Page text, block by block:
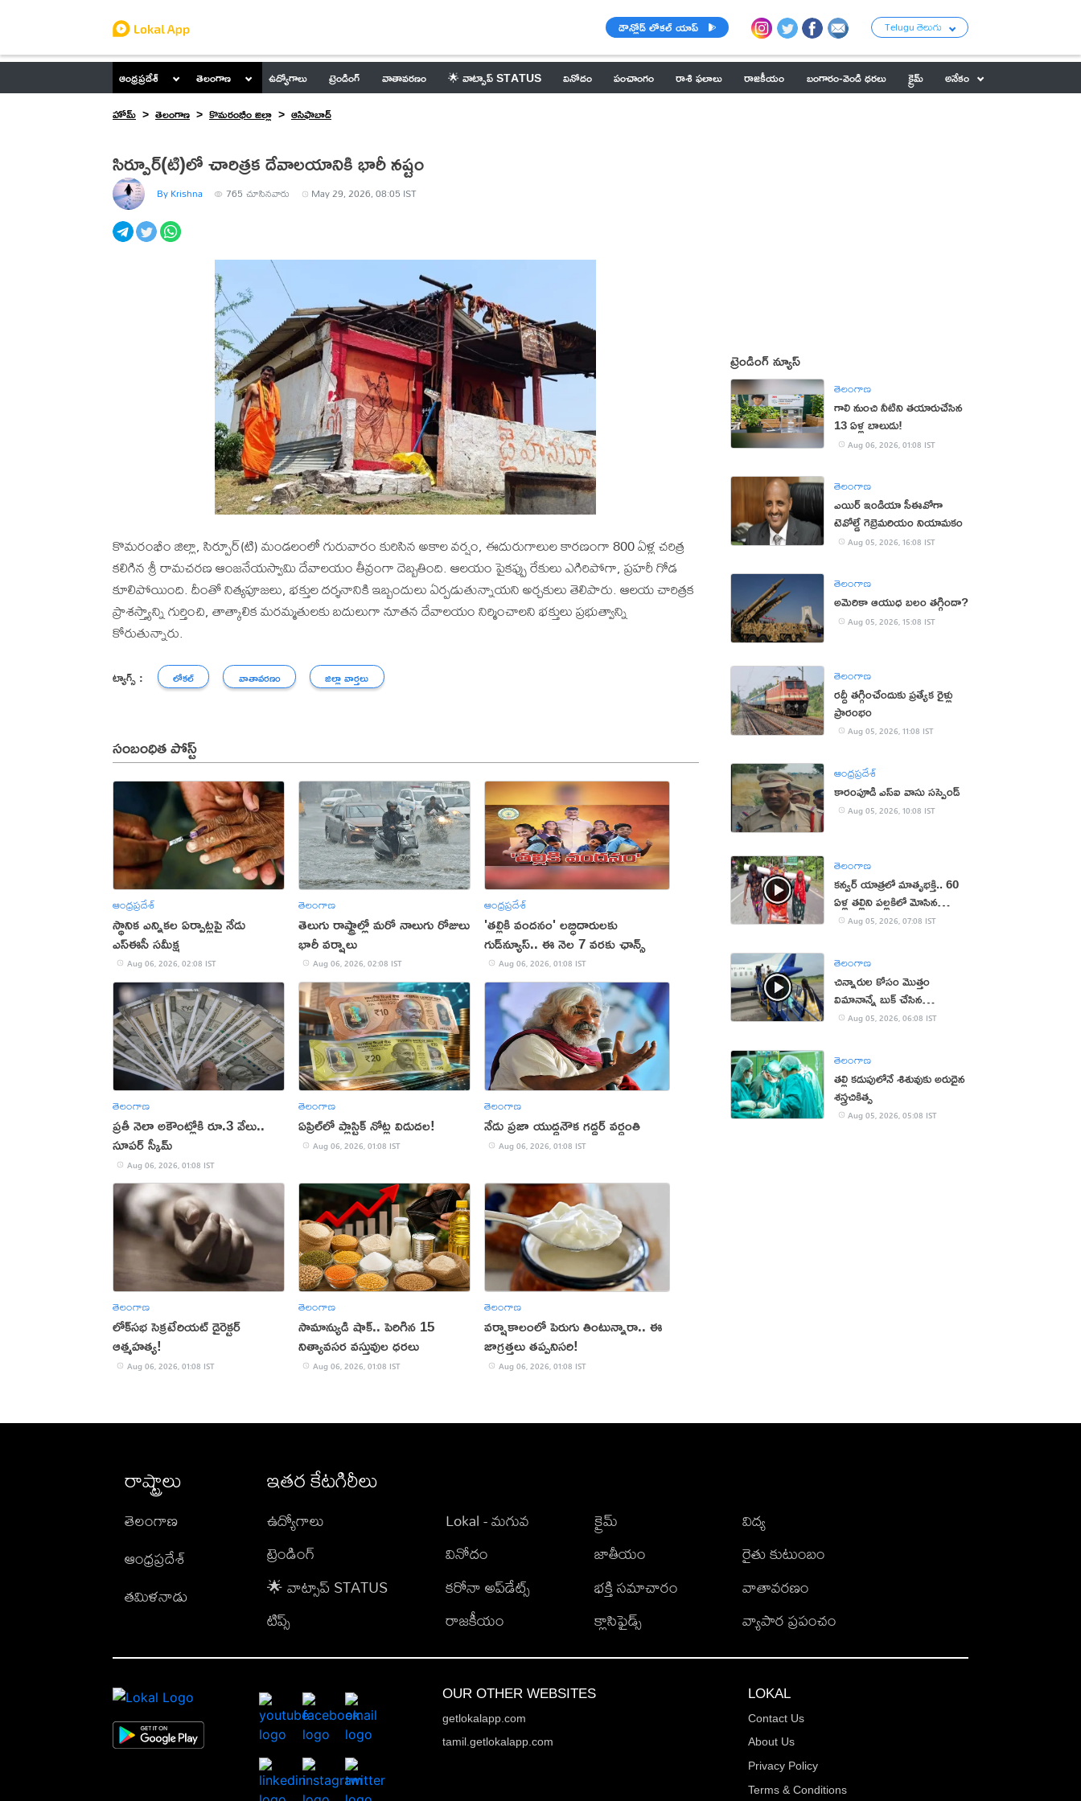
డౌన్లోడ్ లోకల్ యాప్ Telugu తెలుగు
ఆంధ్రప్రదేశ్ తెలంగాణ ఉద్యోగాలు ట్రెండింగ్ వాతావరణం 🌟 వాట్సాప్ STATUS వినోదం పంచాంగం రాశి ఫలాలు రాజకీయం బంగారం-వెండి ధరలు క్రైమ్
అనేకం
హోమ్
తెలంగాణ కొమరంభీం జిల్లా ఆసిఫాబాద్
సిర్పూర్(టి)లో చారిత్రక దేవాలయానికి భారీ నష్టం
By Krishna 765 చూసినవారు May 29, 2026, 08:05 IST
కొమరంభీం జిల్లా, సిర్పూర్(టి) మండలంలో గురువారం కురిసిన అకాల వర్షం, ఈదురుగాలుల కారణంగా 800 ఏళ్ల చరిత్ర
కలిగిన శ్రీ రామచరణ ఆంజనేయస్వామి దేవాలయం తీవ్రంగా దెబ్బతింది. ఆలయం పైకప్పు రేకులు ఎగిరిపోగా, ప్రహరీ గోడ
కూలిపోయింది. దీంతో నిత్యపూజలు, భక్తుల దర్శనానికి ఇబ్బందులు ఏర్పడుతున్నాయని అర్చకులు తెలిపారు. ఆలయ చారిత్రక
ప్రాశస్త్యాన్ని గుర్తించి, తాత్కాలిక మరమ్మతులకు బదులుగా నూతన దేవాలయం నిర్మించాలని భక్తులు ప్రభుత్వాన్ని
కోరుతున్నారు.
ట్యాగ్స్ : లోకల్ వాతావరణం జిల్లా వార్తలు
సంబంధిత పోస్ట్
ఆంధ్రప్రదేశ్
స్థానిక ఎన్నికల ఏర్పాట్లపై నేడు
ఎస్ఈసీ సమీక్ష
Aug 06, 2026, 02:08 IST
తెలంగాణ
తెలుగు రాష్ట్రాల్లో మరో నాలుగు రోజులు
భారీ వర్షాలు
Aug 06, 2026, 02:08 IST
ఆంధ్రప్రదేశ్
'తల్లికి వందనం' లబ్ధిదారులకు
గుడ్‌న్యూస్.. ఈ నెల 7 వరకు ఛాన్స్
Aug 06, 2026, 01:08 IST
తెలంగాణ
ప్రతీ నెలా అకౌంట్లోకి రూ.3 వేలు..
సూపర్ స్కీమ్
Aug 06, 2026, 01:08 IST
తెలంగాణ
ఏప్రిల్‌లో ప్లాస్టిక్‌ నోట్ల విడుదల!
Aug 06, 2026, 01:08 IST
తెలంగాణ
నేడు ప్రజా యుద్ధనౌక గద్దర్ వర్ధంతి
Aug 06, 2026, 01:08 IST
తెలంగాణ
లోక్‌సభ సెక్రటేరియట్‌ డైరెక్టర్‌
ఆత్మహత్య!
Aug 06, 2026, 01:08 IST
తెలంగాణ
సామాన్యుడి షాక్.. పెరిగిన 15
నిత్యావసర వస్తువుల ధరలు
Aug 06, 2026, 01:08 IST
తెలంగాణ
వర్షాకాలంలో పెరుగు తింటున్నారా.. ఈ
జాగ్రత్తలు తప్పనిసరి!
Aug 06, 2026, 01:08 IST
ట్రెండింగ్ న్యూస్
తెలంగాణ
గాలి నుంచి నీటిని తయారుచేసిన
13 ఏళ్ల బాలుడు!
Aug 06, 2026, 01:08 IST
తెలంగాణ
ఎయిర్ ఇండియా సీఈవోగా
టెవోల్డే గెబ్రెమరియం నియామకం
Aug 05, 2026, 16:08 IST
తెలంగాణ
అమెరికా ఆయుధ బలం తగ్గిందా?
Aug 05, 2026, 15:08 IST
తెలంగాణ
రద్దీ తగ్గించేందుకు ప్రత్యేక రైళ్లు
ప్రారంభం
Aug 05, 2026, 11:08 IST
ఆంధ్రప్రదేశ్
కారంపూడి ఎస్ఐ వాసు స‌స్పెండ్‌
Aug 05, 2026, 10:08 IST
తెలంగాణ
కన్వర్ యాత్రలో మాతృభక్తి.. 60
ఏళ్ల తల్లిని పల్లకిలో మోసిన
కొడుకు, కోడలు!
Aug 05, 2026, 07:08 IST
తెలంగాణ
చిన్నారుల కోసం మొత్తం
విమానాన్నే బుక్ చేసిన
యూట్యూబర్
Aug 05, 2026, 06:08 IST
తెలంగాణ
తల్లి కడుపులోనే శిశువుకు అరుదైన
శస్త్రచికిత్స
Aug 05, 2026, 05:08 IST
రాష్ట్రాలు
తెలంగాణ
ఆంధ్రప్రదేశ్
తమిళనాడు
ఇతర కేటగిరీలు
ఉద్యోగాలు
ట్రెండింగ్
🌟 వాట్సాప్ STATUS
టిప్స్
Lokal - మగువ
వినోదం
కరోనా అప్‌డేట్స్
రాజకీయం
క్రైమ్
జాతీయం
భక్తి సమాచారం
క్లాసిఫైడ్స్
విద్య
రైతు కుటుంబం
వాతావరణం
వ్యాపార ప్రపంచం
OUR OTHER WEBSITES
getlokalapp.com
tamil.getlokalapp.com
LOKAL
Contact Us
About Us
Privacy Policy
Terms & Conditions